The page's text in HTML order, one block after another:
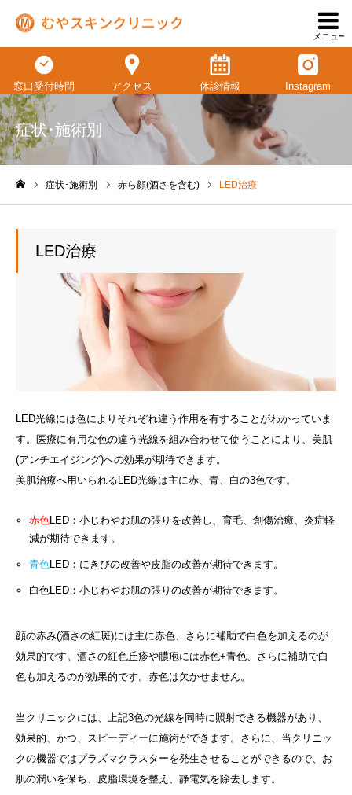
メニュー
窓口受付時間 アクセス 休診情報 Instagram
症状･施術別
症状･施術別 赤ら顔(酒さを含む) LED治療
LED治療
LED光線には色によりそれぞれ違う作用を有することがわかっていま
す。医療に有用な色の違う光線を組み合わせて使うことにより、美肌
(アンチエイジング)への効果が期待できます。
美肌治療へ用いられるLED光線は主に赤、青、白の3色です。
赤色LED：小じわやお肌の張りを改善し、育毛、創傷治癒、炎症軽
減が期待できます。
青色LED：にきびの改善や皮脂の改善が期待できます。
白色LED：小じわやお肌の張りの改善が期待できます。
顔の赤み(酒さの紅斑)には主に赤色、さらに補助で白色を加えるのが
効果的です。酒さの紅色丘疹や膿疱には赤色+青色、さらに補助で白
色も加えるのが効果的です。赤色は欠かせません。
当クリニックには、上記3色の光線を同時に照射できる機器があり、
効果的、かつ、スピーディーに施術ができます。さらに、当クリニッ
クの機器ではプラズマクラスターを発生させることができるので、お
肌の潤いを保ち、皮脂環境を整え、静電気を除去します。